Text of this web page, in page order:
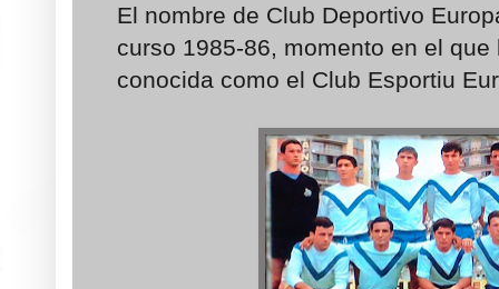
El nombre de Club Deportivo
curso 1985-86, momento en el
conocida como el Club Esportiu